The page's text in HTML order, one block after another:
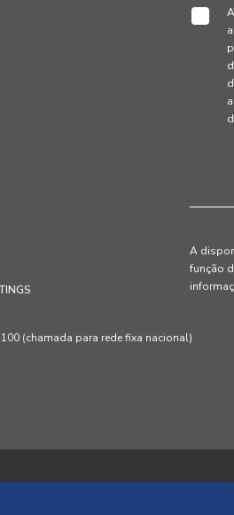
A
função
100 (chamada para rede fixa nacional)